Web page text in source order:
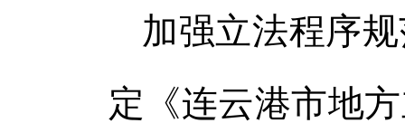
加强立法程序
定《连云港市地